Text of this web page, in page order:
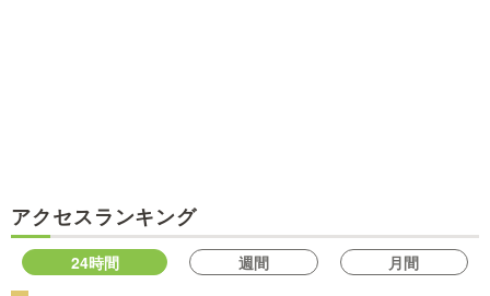
アクセスランキング
24時間 週間 月間